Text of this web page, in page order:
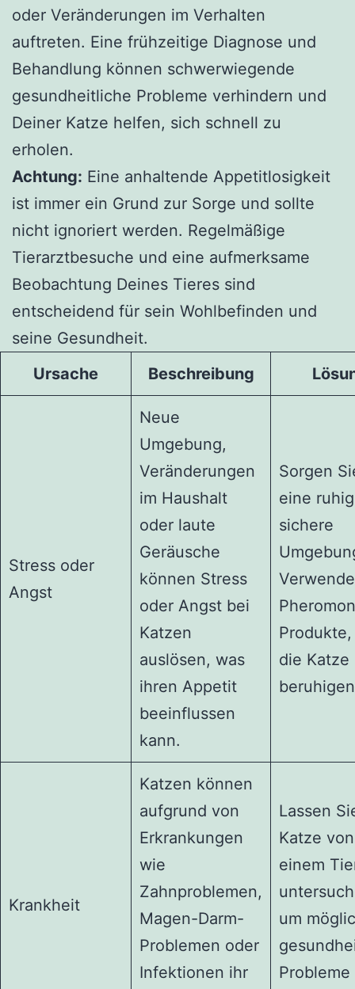
oder Veränderungen im Verhalten
auftreten. Eine frühzeitige Diagnose und
Behandlung können schwerwiegende
gesundheitliche Probleme verhindern und
Deiner Katze helfen, sich schnell zu
erholen.
Achtung: Eine anhaltende Appetitlosigkeit
ist immer ein Grund zur Sorge und sollte
nicht ignoriert werden. Regelmäßige
Tierarztbesuche und eine aufmerksame
Beobachtung Deines Tieres sind
entscheidend für sein Wohlbefinden und
seine Gesundheit.
Ursache
Beschreibung
Stress oder
Angst
Neue
Umgebung,
Veränderungen
im Haushalt
oder laute
Geräusche
können Stress
oder Angst bei
Katzen
auslösen, was
ihren Appetit
beeinflussen
kann.
Sorgen
eine
sichere
die Katze
Krankheit
Katzen können
aufgrund von
Erkrankungen
wie
Zahnproblemen,
Magen-Darm-
Problemen oder
Infektionen ihr
Lassen
Katze von
einem
um
Probleme